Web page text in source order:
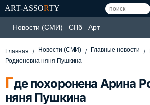
ART-ASSORTY
Новости (СМИ) СПб Арт
Главная Новости (СМИ) Главные новости
Родионовна няня Пушкина
Где похоронена Арина
няня Пушкина